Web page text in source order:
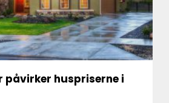
påvirker huspriserne i